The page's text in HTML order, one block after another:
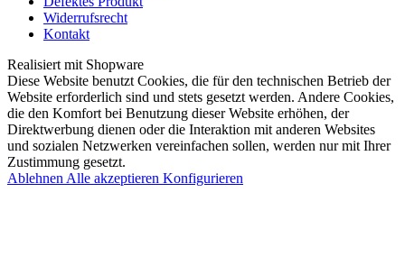
Widerrufsrecht
Kontakt
Realisiert mit Shopware
Diese Website benutzt Cookies, die für den technischen Betrieb der
Website erforderlich sind und stets gesetzt werden. Andere Cookies,
die den Komfort bei Benutzung dieser Website erhöhen, der
Direktwerbung dienen oder die Interaktion mit anderen Websites
und sozialen Netzwerken vereinfachen sollen, werden nur mit Ihrer
Zustimmung gesetzt.
Ablehnen Alle akzeptieren Konfigurieren